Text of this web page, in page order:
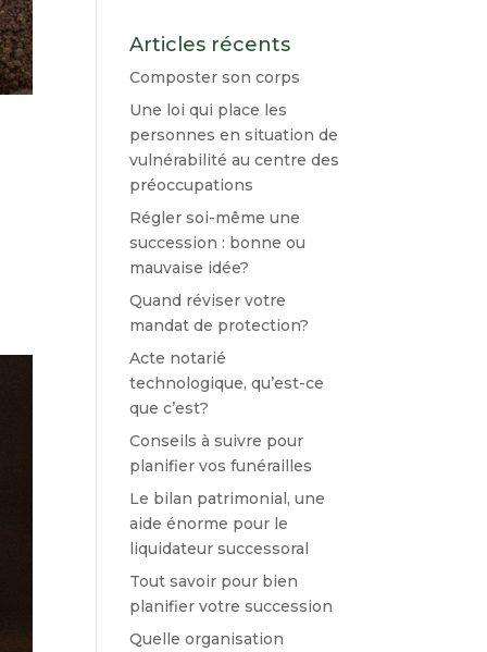
Articles récents
Composter son corps
Une loi qui place les
personnes en situation de
vulnérabilité au centre des
préoccupations
Régler soi-même une
succession : bonne ou
mauvaise idée?
Quand réviser votre
mandat de protection?
Acte notarié
technologique, qu’est-ce
que c’est?
Conseils à suivre pour
planifier vos funérailles
Le bilan patrimonial, une
aide énorme pour le
liquidateur successoral
Tout savoir pour bien
planifier votre succession
Quelle organisation